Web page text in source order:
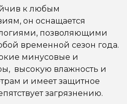
к любым
он оснащается
позволяющими
временной сезон года.
минусовые и
высокую влажность и
и имеет защитное
загрязнению.